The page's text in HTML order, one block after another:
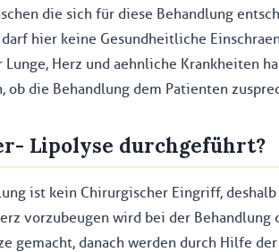
die sich für diese Behandlung
hier keine Gesundheitliche
Herz und aehnliche Krankheiten
ob die Behandlung dem Patienten
Lipolyse durchgeführt?
ist kein Chirurgischer Eingriff,
vorzubeugen wird bei der
gemacht, danach werden durch Hilfe